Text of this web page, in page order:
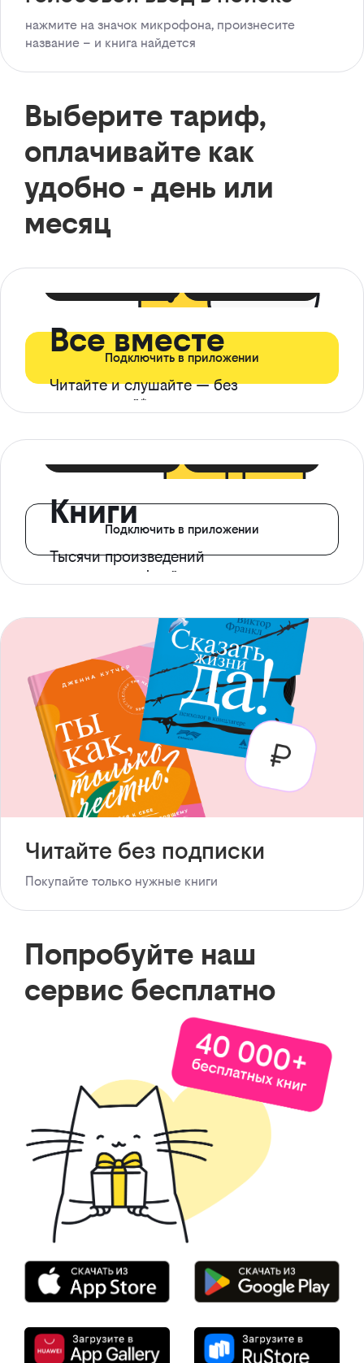
нажмите на значок микрофона, произнесите
название – и книга найдется
Выберите тариф,
оплачивайте как
удобно - день или
месяц
Все вместе
Читайте и слушайте — без
ограничений*
Подключить в приложении
Книги
Тысячи произведений
с доступом офлайн
Подключить в приложении
Читайте без подписки
Покупайте только нужные книги
Попробуйте наш
сервис бесплатно